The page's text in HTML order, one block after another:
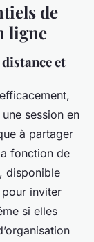
de
ligne
et
session en
à partager
fonction de
disponible
pour inviter
si elles